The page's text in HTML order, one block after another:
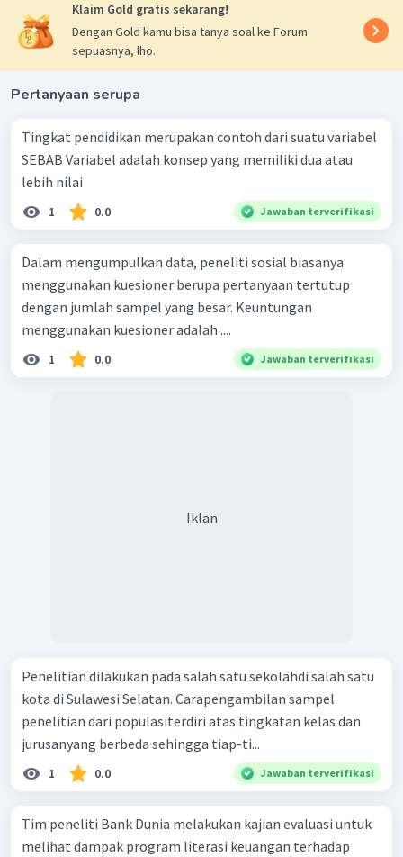
Klaim Gold gratis sekarang!
Dengan Gold kamu bisa tanya soal ke Forum
sepuasnya, lho.
Pertanyaan serupa
Tingkat pendidikan merupakan contoh dari suatu variabel
SEBAB Variabel adalah konsep yang memiliki dua atau
lebih nilai
1 0.0 Jawaban terverifikasi
Dalam mengumpulkan data, peneliti sosial biasanya
menggunakan kuesioner berupa pertanyaan tertutup
dengan jumlah sampel yang besar. Keuntungan
menggunakan kuesioner adalah ....
1 0.0 Jawaban terverifikasi
Iklan
Penelitian dilakukan pada salah satu sekolahdi salah satu
kota di Sulawesi Selatan. Carapengambilan sampel
penelitian dari populasiterdiri atas tingkatan kelas dan
jurusanyang berbeda sehingga tiap-ti...
1 0.0 Jawaban terverifikasi
Tim peneliti Bank Dunia melakukan kajian evaluasi untuk
melihat dampak program literasi keuangan terhadap